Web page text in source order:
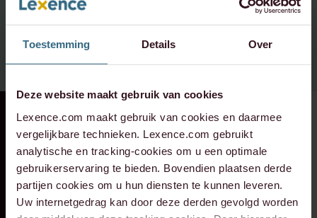
Toestemming Details Over
Deze website maakt gebruik van cookies
Lexence.com maakt gebruik van cookies en daarmee
vergelijkbare technieken. Lexence.com gebruikt
analytische en tracking-cookies om u een optimale
gebruikerservaring te bieden. Bovendien plaatsen derde
partijen cookies om u hun diensten te kunnen leveren.
Uw internetgedrag kan door deze derden gevolgd worden
info@lexence.com
RECENTE ZAAK⸱ 24-07-2026
Lexence heeft
Caddenz
geadviseerd bij de
overname van
Verkeer Service
RECENTE ZAAK⸱ 22-07-2026
Lexence heeft
Sandee Groen
geadviseerd bij de
toetreding van
Scheybeeck als